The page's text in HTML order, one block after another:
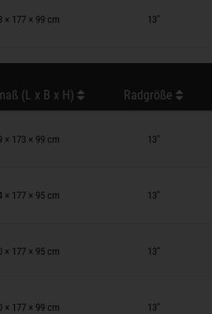
× 177 × 99 cm 13"
(L x B x H) Radgröße
× 173 × 99 cm 13"
× 177 × 95 cm 13"
× 177 × 95 cm 13"
× 177 × 99 cm 13"